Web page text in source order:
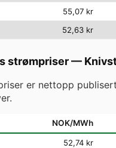
55,07 kr
52,63 kr
strømpriser—
er nettopp
NOK/MWh
52,74 kr